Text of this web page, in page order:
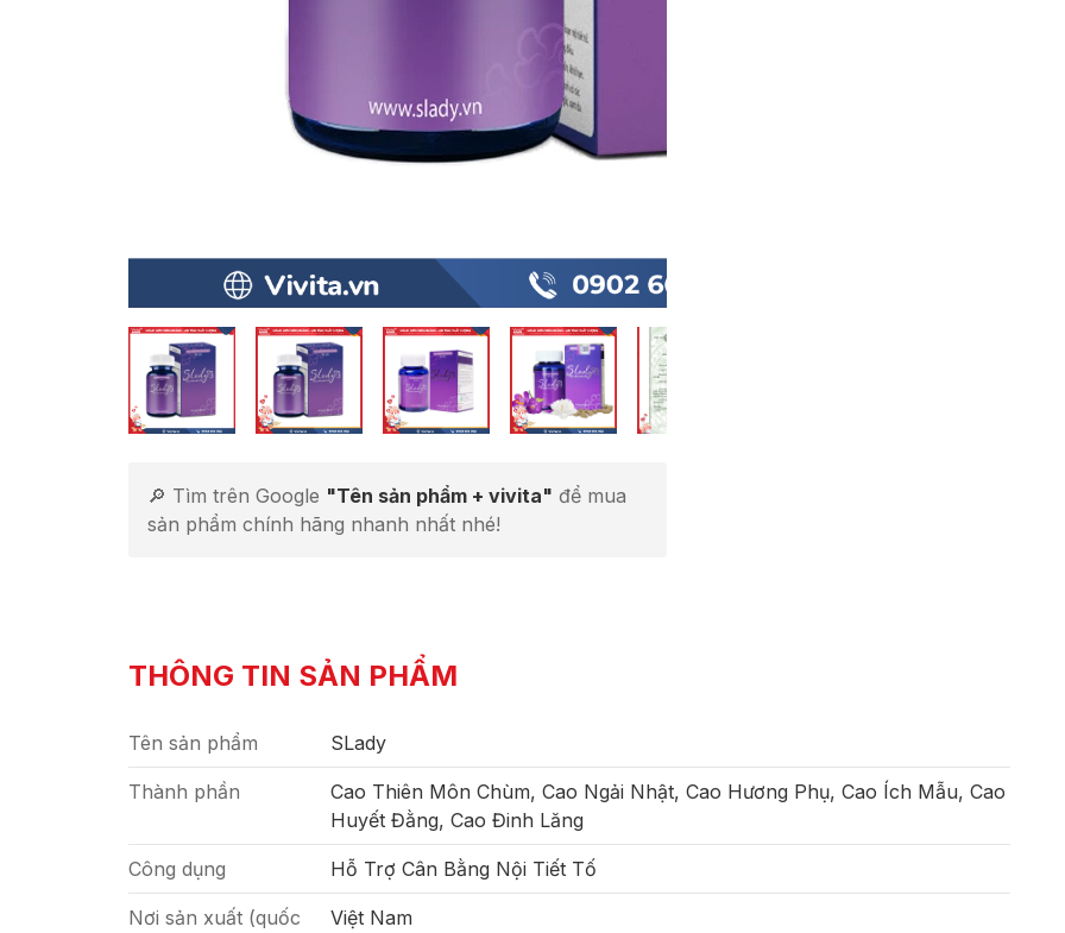
🔎 Tìm trên Google "Tên sản phẩm + vivita" để mua
sản phẩm chính hãng nhanh nhất nhé!
THÔNG TIN SẢN PHẨM
Tên sản phẩm SLady
Thành phần
Cao Thiên Môn Chùm, Cao Ngải Nhật, Cao Hương Phụ, Cao Ích Mẫu, Cao
Huyết Đằng, Cao Đinh Lăng
Công dụng Hỗ Trợ Cân Bằng Nội Tiết Tố
Nơi sản xuất (quốc
Việt Nam